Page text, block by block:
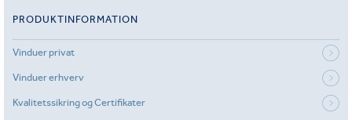
PRODUKTINFORMATION
Vinduer privat
Vinduer erhverv
Kvalitetssikring og Certifikater